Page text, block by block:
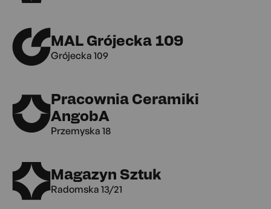
MAL Grójecka 109
Grójecka 109
Pracownia Ceramiki
AngobA
Przemyska 18
Magazyn Sztuk
Radomska 13/21